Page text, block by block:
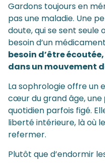
Gardons toujours en
pas une maladie. Une
doute, qui se sent seule
besoin d’un
besoin d’être
dans un mouvement
La sophrologie offre un
cœur du grand âge, une
quotidien parfois figé.
liberté intérieure, là où
refermer.
Plutôt que d’endormir